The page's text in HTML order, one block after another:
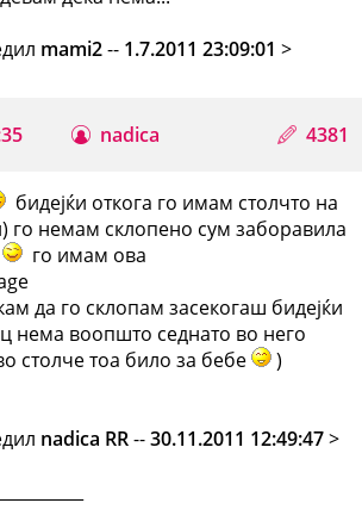
mami2-- 1.7.2011 23:09:01>
nadica 4381
бидејќи откога го имам столчто на
го немам склопено сум заборавила
го имам ова
да го склопам засекогаш бидејќи
нема воопшто седнато во него
столче тоа било за бебе
)
nadica RR--30.11.2011 12:49:47>